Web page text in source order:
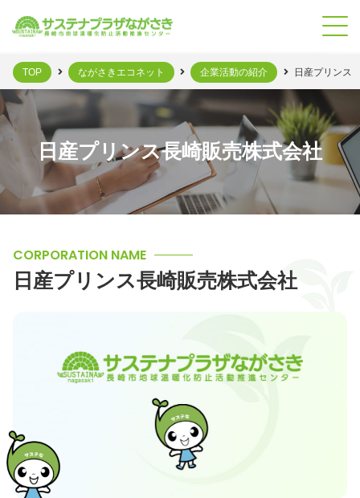
日産プリンス長崎販売株式会社
TOP ながさきエコネット 企業活動の紹介 日産プリンス
CORPORATION NAME
日産プリンス長崎販売株式会社